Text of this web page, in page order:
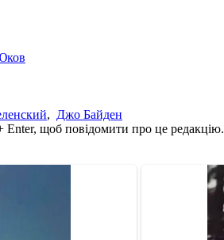
, Джо Байден
Enter, щоб повідомити про це редакцію.